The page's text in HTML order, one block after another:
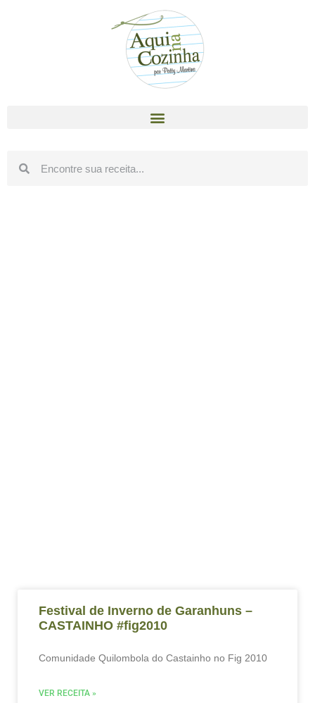
Festival de Inverno de Garanhuns –
CASTAINHO #fig2010
Comunidade Quilombola do Castainho no Fig 2010
VER RECEITA »